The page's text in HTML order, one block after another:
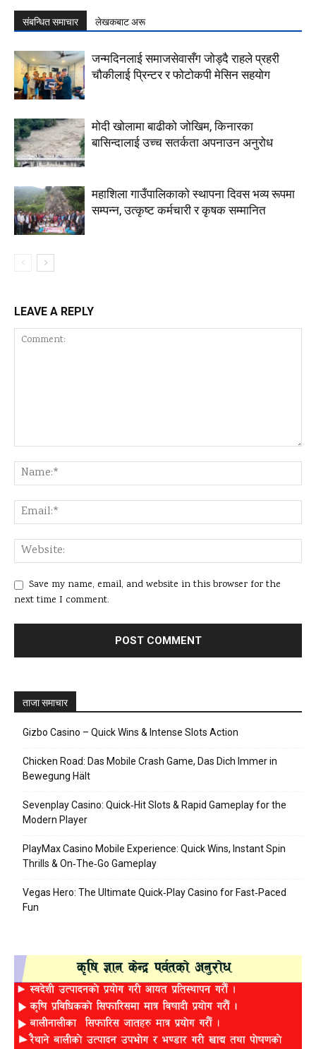
संबन्धित समाचार लेखकबाट अरू
जन्मदिनलाई समाजसेवासँग जोड्दै राहले प्रहरी
चौकीलाई प्रिन्टर र फोटोकपी मेसिन सहयोग
मोदी खोलामा बाढीको जोखिम, किनारका
बासिन्दालाई उच्च सतर्कता अपनाउन अनुरोध
महाशिला गाउँपालिकाको स्थापना दिवस भव्य रूपमा
सम्पन्न, उत्कृष्ट कर्मचारी र कृषक सम्मानित
LEAVE A REPLY
Save my name, email, and website in this browser for the
next time I comment.
ताजा समाचार
Gizbo Casino – Quick Wins & Intense Slots Action
Chicken Road: Das Mobile Crash Game, Das Dich Immer in
Bewegung Hält
Sevenplay Casino: Quick‑Hit Slots & Rapid Gameplay for the
Modern Player
PlayMax Casino Mobile Experience: Quick Wins, Instant Spin
Thrills & On‑The‑Go Gameplay
Vegas Hero: The Ultimate Quick‑Play Casino for Fast‑Paced
Fun